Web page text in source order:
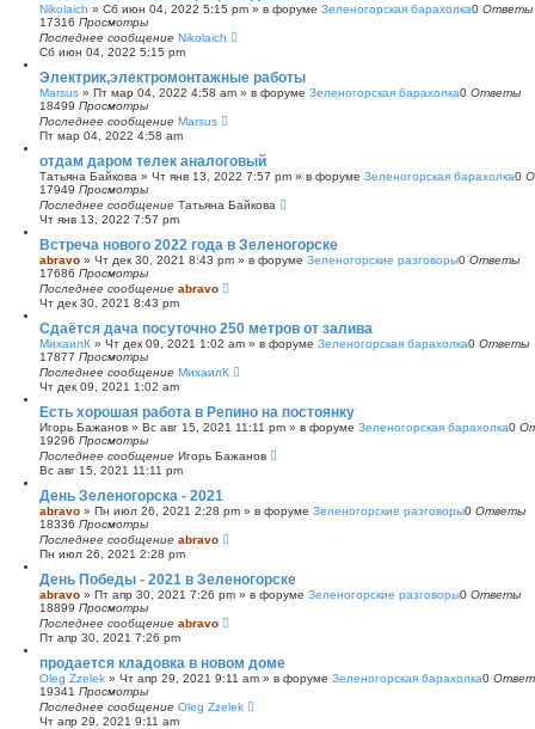
Nikolaich » Сб июн 04, 2022 5:15 pm » в форуме Зеленогорская барахолка0 Ответы
17316 Просмотры
Последнее сообщение Nikolaich
Сб июн 04, 2022 5:15 pm
Электрик,электромонтажные работы
Marsus » Пт мар 04, 2022 4:58 am » в форуме Зеленогорская барахолка0 Ответы
18499 Просмотры
Последнее сообщение Marsus
Пт мар 04, 2022 4:58 am
отдам даром телек аналоговый
Татьяна Байкова » Чт янв 13, 2022 7:57 pm » в форуме Зеленогорская барахолка0
17949 Просмотры
Последнее сообщение Татьяна Байкова
Чт янв 13, 2022 7:57 pm
Встреча нового 2022 года в Зеленогорске
abravo » Чт дек 30, 2021 8:43 pm » в форуме Зеленогорские разговоры0 Ответы
17686 Просмотры
Последнее сообщение abravo
Чт дек 30, 2021 8:43 pm
Сдаётся дача посуточно 250 метров от залива
МихаилК » Чт дек 09, 2021 1:02 am » в форуме Зеленогорская барахолка0 Ответы
17877 Просмотры
Последнее сообщение МихаилК
Чт дек 09, 2021 1:02 am
Есть хорошая работа в Репино на постоянку
Игорь Бажанов » Вс авг 15, 2021 11:11 pm » в форуме Зеленогорская барахолка0
19296 Просмотры
Последнее сообщение Игорь Бажанов
Вс авг 15, 2021 11:11 pm
День Зеленогорска - 2021
abravo » Пн июл 26, 2021 2:28 pm » в форуме Зеленогорские разговоры0 Ответы
18336 Просмотры
Последнее сообщение abravo
Пн июл 26, 2021 2:28 pm
День Победы - 2021 в Зеленогорске
abravo » Пт апр 30, 2021 7:26 pm » в форуме Зеленогорские разговоры0 Ответы
18899 Просмотры
Последнее сообщение abravo
Пт апр 30, 2021 7:26 pm
продается кладовка в новом доме
Oleg Zzelek » Чт апр 29, 2021 9:11 am » в форуме Зеленогорская барахолка0
19341 Просмотры
Последнее сообщение Oleg Zzelek
Чт апр 29, 2021 9:11 am